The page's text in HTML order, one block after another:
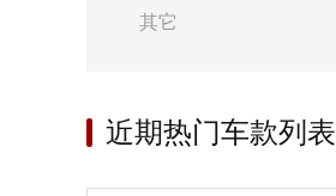
其它
近期热门车款列表